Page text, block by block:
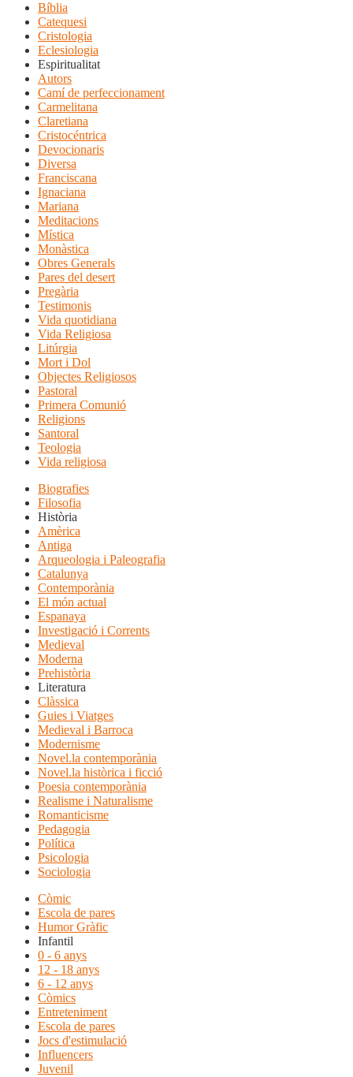
Bíblia
Catequesi
Cristologia
Eclesiologia
Espiritualitat
Autors
Camí de perfeccionament
Carmelitana
Claretiana
Cristocéntrica
Devocionaris
Diversa
Franciscana
Ignaciana
Mariana
Meditacions
Mística
Monàstica
Obres Generals
Pares del desert
Pregària
Testimonis
Vida quotidiana
Vida Religiosa
Litúrgia
Mort i Dol
Objectes Religiosos
Pastoral
Primera Comunió
Religions
Santoral
Teologia
Vida religiosa
Biografies
Filosofia
Història
Amèrica
Antiga
Arqueologia i Paleografia
Catalunya
Contemporània
El món actual
Espanaya
Investigació i Corrents
Medieval
Moderna
Prehistòria
Literatura
Clàssica
Guies i Viatges
Medieval i Barroca
Modernisme
Novel.la contemporània
Novel.la històrica i ficció
Poesia contemporània
Realisme i Naturalisme
Romanticisme
Pedagogia
Política
Psicologia
Sociologia
Còmic
Escola de pares
Humor Gràfic
Infantil
0 - 6 anys
12 - 18 anys
6 - 12 anys
Còmics
Entreteniment
Escola de pares
Jocs d'estimulació
Influencers
Juvenil